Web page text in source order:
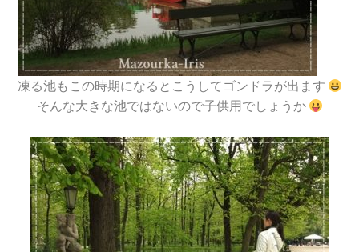
凍る池もこの時期になるとこうしてゴンドラが出ます
そんな大きな池ではないので子供用でしょうか